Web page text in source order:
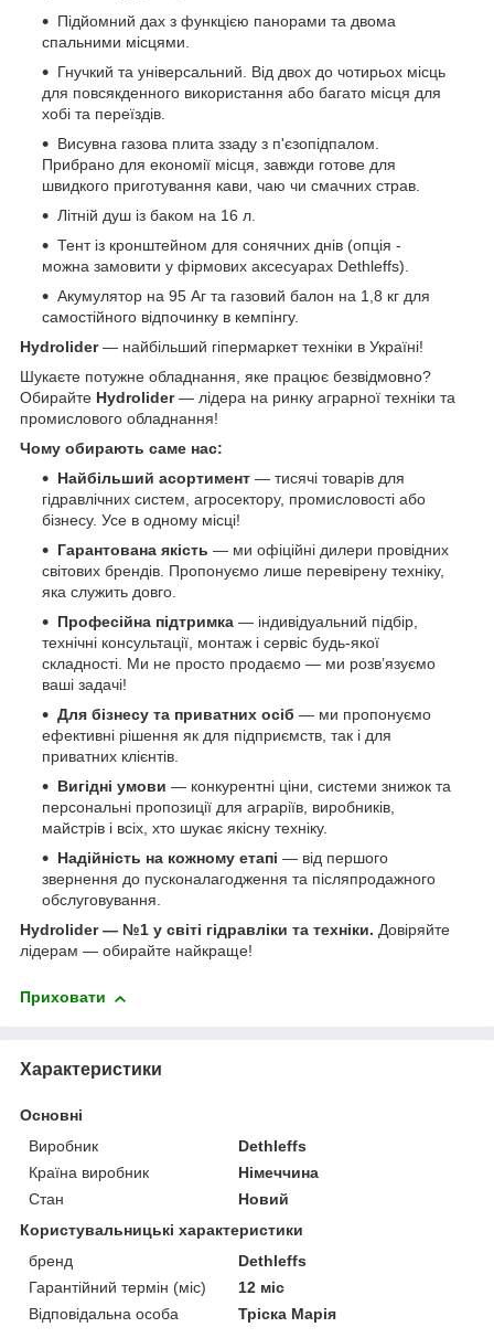
Підйомний дах з функцією панорами та двома
спальними місцями.
Гнучкий та універсальний. Від двох до чотирьох місць
для повсякденного використання або багато місця для
хобі та переїздів.
Висувна газова плита ззаду з п'єзопідпалом.
Прибрано для економії місця, завжди готове для
швидкого приготування кави, чаю чи смачних страв.
Літній душ із баком на 16 л.
Тент із кронштейном для сонячних днів (опція -
можна замовити у фірмових аксесуарах Dethleffs).
Акумулятор на 95 Аг та газовий балон на 1,8 кг для
самостійного відпочинку в кемпінгу.
Hydrolider— найбільший гіпермаркет техніки в Україні!
Шукаєте потужне обладнання, яке працює безвідмовно?
Обирайте Hydrolider— лідера на ринку аграрної техніки та
промислового обладнання!
Чому обирають саме нас:
Найбільший асортимент — тисячі товарів для
гідравлічних систем, агросектору, промисловості або
бізнесу. Усе в одному місці!
Гарантована якість — ми офіційні дилери провідних
світових брендів. Пропонуємо лише перевірену техніку,
яка служить довго.
Професійна підтримка — індивідуальний підбір,
технічні консультації, монтаж і сервіс будь-якої
складності. Ми не просто продаємо — ми розв’язуємо
ваші задачі!
Для бізнесу та приватних осіб — ми пропонуємо
ефективні рішення як для підприємств, так і для
приватних клієнтів.
Вигідні умови — конкурентні ціни, системи знижок та
персональні пропозиції для аграріїв, виробників,
майстрів і всіх, хто шукає якісну техніку.
Надійність на кожному етапі — від першого
звернення до пусконалагодження та післяпродажного
обслуговування.
Hydrolider — №1 у світі гідравліки та техніки. Довіряйте
лідерам — обирайте найкраще!
Приховати
Характеристики
Основні
Виробник
Dethleffs
Країна виробник
Німеччина
Стан
Новий
Користувальницькі характеристики
бренд
Dethleffs
Гарантійний термін (міс)
12 міс
Відповідальна особа
Тріска Марія